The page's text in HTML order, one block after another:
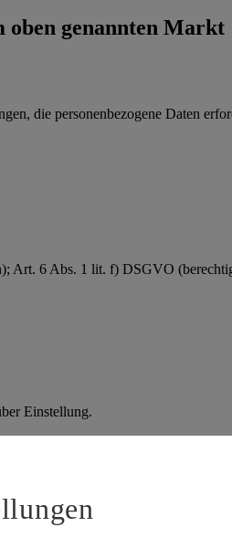
oben genannten Markt
die personenbezogene Daten
6 Abs. 1 lit. f) DSGVO
Einstellung.
bei Einstellung Übernahme in die
bei sensiblen Daten